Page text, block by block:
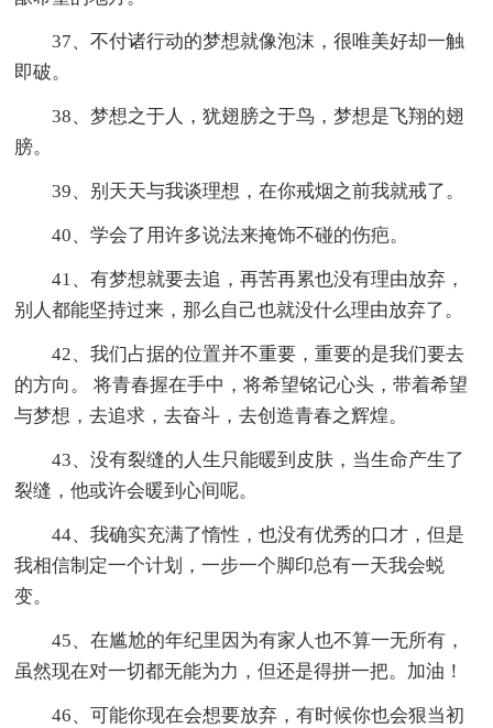
37、不付诸行动的梦想就像泡沫，很唯美好却一触
即破。
38、梦想之于人，犹翅膀之于鸟，梦想是飞翔的翅
膀。
39、别天天与我谈理想，在你戒烟之前我就戒了。
40、学会了用许多说法来掩饰不碰的伤疤。
41、有梦想就要去追，再苦再累也没有理由放弃，
别人都能坚持过来，那么自己也就没什么理由放弃了。
42、我们占据的位置并不重要，重要的是我们要去
的方向。 将青春握在手中，将希望铭记心头，带着希望
与梦想，去追求，去奋斗，去创造青春之辉煌。
43、没有裂缝的人生只能暖到皮肤，当生命产生了
裂缝，他或许会暖到心间呢。
44、我确实充满了惰性，也没有优秀的口才，但是
我相信制定一个计划，一步一个脚印总有一天我会蜕
变。
45、在尴尬的年纪里因为有家人也不算一无所有，
虽然现在对一切都无能为力，但还是得拼一把。加油！
46、可能你现在会想要放弃，有时候你也会狠当初